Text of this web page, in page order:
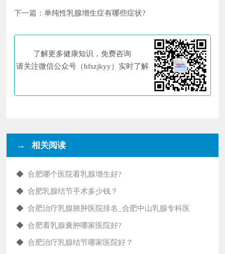
下一篇：单纯性乳腺增生症有哪些症状?
了解更多健康知识，免费咨询
请关注微信公众号（hfszjkyy）实时了解
→ 相关阅读
◆合肥哪个医院看乳腺增生好?
◆合肥乳腺结节手术多少钱？
◆合肥治疗乳腺脓肿医院排名_合肥中山乳腺专科医
◆合肥看乳腺囊肿哪家医院好?
◆合肥治疗乳腺结节哪家医院好？